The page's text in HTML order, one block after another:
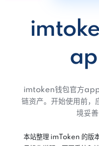
imtoken钱包官方app
链资产。开始使用前，
境妥
本站整理 imToken 的版